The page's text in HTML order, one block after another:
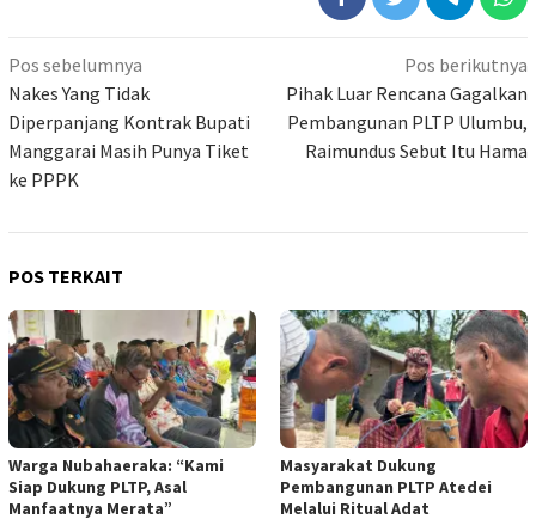
Navigasi
pos
Pos sebelumnya
Nakes Yang Tidak
Diperpanjang Kontrak Bupati
Manggarai Masih Punya Tiket
ke PPPK
Pos berikutnya
Pihak Luar Rencana Gagalkan
Pembangunan PLTP Ulumbu,
Raimundus Sebut Itu Hama
POS TERKAIT
Warga Nubahaeraka: “Kami
Siap Dukung PLTP, Asal
Manfaatnya Merata”
Masyarakat Dukung
Pembangunan PLTP Atedei
Melalui Ritual Adat